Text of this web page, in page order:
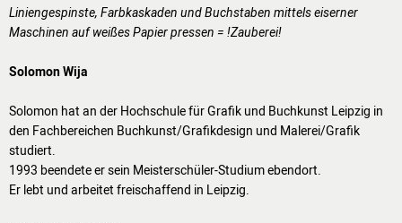
3D-RUNDGANG
Liniengespinste, Farbkaskaden und Buchstaben mittels eiserner
Maschinen auf weißes Papier pressen = !Zauberei!
Solomon Wija
Solomon hat an der Hochschule für Grafik und Buchkunst Leipzig in
den Fachbereichen Buchkunst/Grafikdesign und Malerei/Grafik
studiert.
1993 beendete er sein Meisterschüler-Studium ebendort.
Er lebt und arbeitet freischaffend in Leipzig.